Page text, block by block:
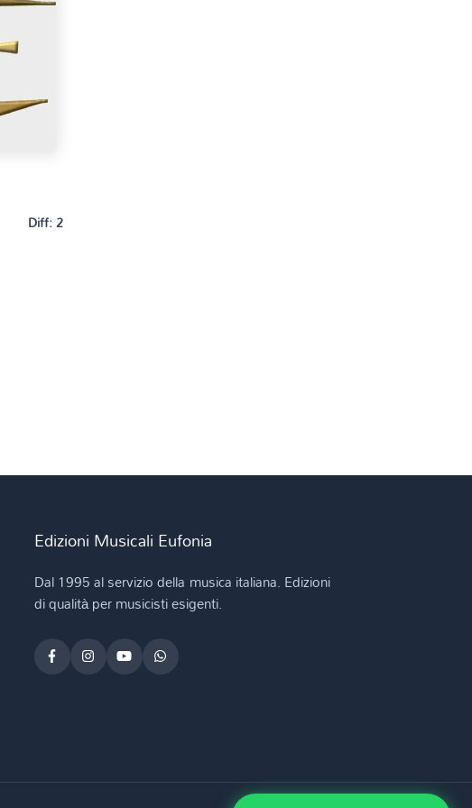
Diff: 2
Edizioni Musicali Eufonia
Dal 1995 al servizio della musica italiana. Edizioni
di qualità per musicisti esigenti.